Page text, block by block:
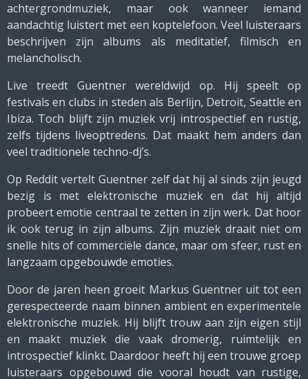
achtergrondmuziek, maar ook wanneer iemand
aandachtig luistert met een koptelefoon. Veel luisteraars
beschrijven zijn albums als meditatief, filmisch en
melancholisch.
Live treedt Guentner wereldwijd op. Hij speelt op
festivals en clubs in steden als Berlijn, Detroit, Seattle en
Ibiza. Toch blijft zijn muziek vrij introspectief en rustig,
zelfs tijdens liveoptredens. Dat maakt hem anders dan
veel traditionele techno-dj’s.
Op Reddit vertelt Guentner zelf dat hij al sinds zijn jeugd
bezig is met elektronische muziek en dat hij altijd
probeert emotie centraal te zetten in zijn werk. Dat hoor
ik ook terug in zijn albums. Zijn muziek draait niet om
snelle hits of commerciële dance, maar om sfeer, rust en
langzaam opgebouwde emoties.
Door de jaren heen groeit Markus Guentner uit tot een
gerespecteerde naam binnen ambient en experimentele
elektronische muziek. Hij blijft trouw aan zijn eigen stijl
en maakt muziek die vaak dromerig, ruimtelijk en
introspectief klinkt. Daardoor heeft hij een trouwe groep
luisteraars opgebouwd die vooral houdt van rustige,